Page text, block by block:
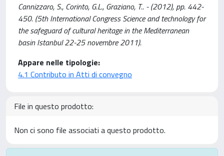
Cannizzaro, S., Corinto, G.L., Graziano, T.. - (2012), pp. 442-
450. (5th International Congress Science and technology for
the safeguard of cultural heritage in the Mediterranean
basin Istanbul 22-25 novembre 2011).
Appare nelle tipologie:
4.1 Contributo in Atti di convegno
File in questo prodotto:
Non ci sono file associati a questo prodotto.